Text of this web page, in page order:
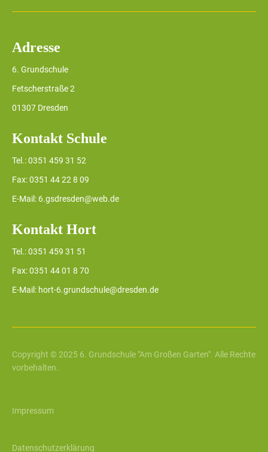
Adresse
6. Grundschule
Fetscherstraße 2
01307 Dresden
Kontakt Schule
Tel.: 0351 459 31 52
Fax: 0351 44 22 8 09
E-Mail: 6.gsdresden@web.de
Kontakt Hort
Tel.: 0351 459 31 51
Fax: 0351 44 01 8 70
E-Mail: hort-6.grundschule@dresden.de
Copyright © 2025 6. Grundschule "Am Großen Garten". Alle Rechte
vorbehalten.
Impressum
Datenschutzerklärung